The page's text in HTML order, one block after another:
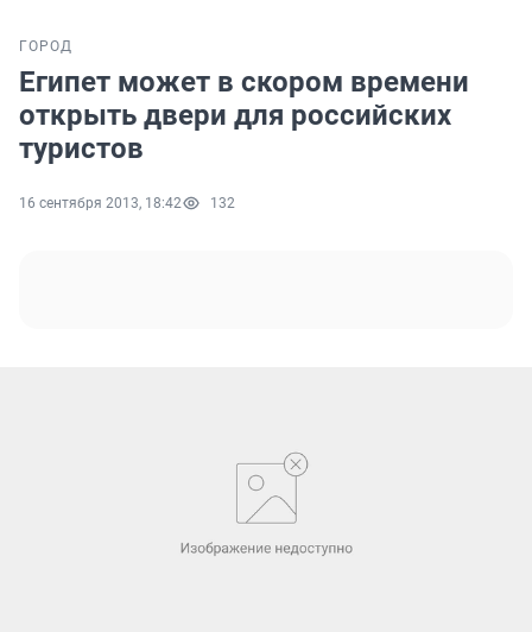
ГОРОД
Египет может в скором времени
открыть двери для российских
туристов
16 сентября 2013, 18:42 132